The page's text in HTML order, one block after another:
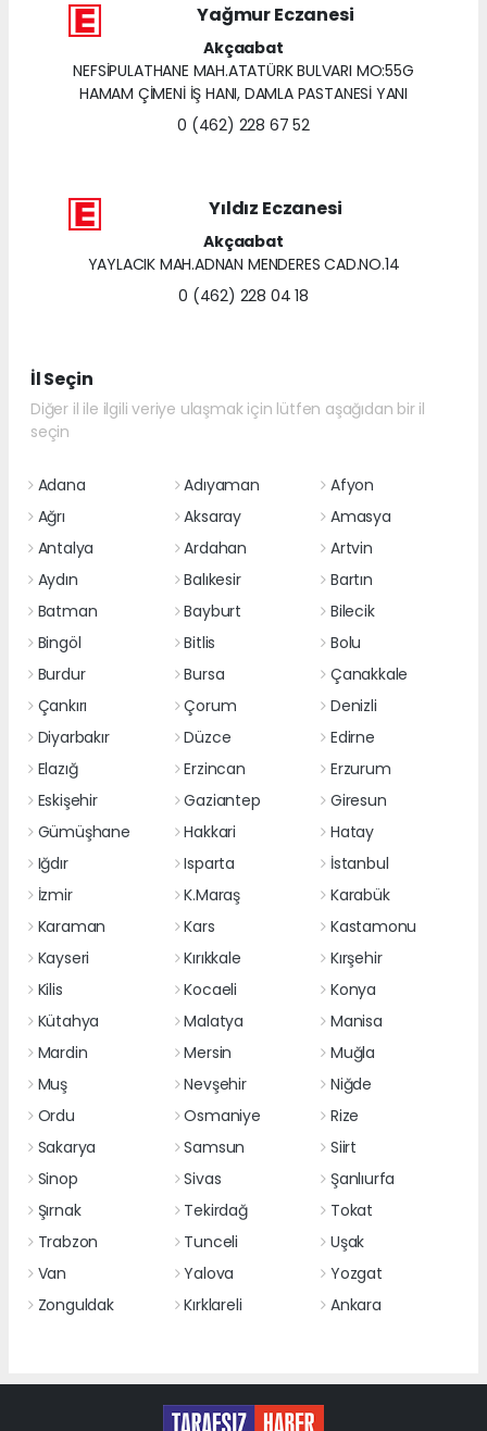
Yağmur Eczanesi
Akçaabat
NEFSİPULATHANE MAH.ATATÜRK BULVARI MO:55G
HAMAM ÇİMENİ İŞ HANI, DAMLA PASTANESİ YANI
0 (462) 228 67 52
Yıldız Eczanesi
Akçaabat
YAYLACIK MAH.ADNAN MENDERES CAD.NO.14
0 (462) 228 04 18
İl Seçin
Diğer il ile ilgili veriye ulaşmak için lütfen aşağıdan bir il
seçin
Adana Adıyaman
Afyon
Ağrı
Aksaray
Amasya
Antalya
Ardahan
Artvin
Aydın
Balıkesir
Bartın
Batman
Bayburt
Bilecik
Bingöl
Bitlis
Bolu
Burdur
Bursa
Çanakkale
Çankırı
Çorum
Denizli
Diyarbakır
Düzce
Edirne
Elazığ
Erzincan
Erzurum
Eskişehir
Gaziantep
Giresun
Gümüşhane
Hakkari
Hatay
Iğdır
Isparta
İstanbul
İzmir
K.Maraş
Karabük
Karaman
Kars
Kastamonu
Kayseri
Kırıkkale
Kırşehir
Kilis
Kocaeli
Konya
Kütahya
Malatya
Manisa
Mardin
Mersin
Muğla
Muş
Nevşehir
Niğde
Ordu
Osmaniye
Rize
Sakarya
Samsun
Siirt
Sinop
Sivas
Şanlıurfa
Şırnak
Tekirdağ
Tokat
Trabzon
Tunceli
Uşak
Van
Yalova
Yozgat
Zonguldak
Kırklareli Ankara